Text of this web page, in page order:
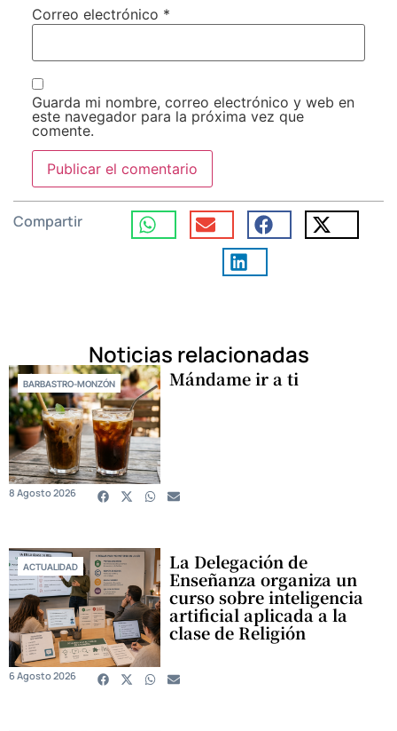
Correo electrónico *
Guarda mi nombre, correo electrónico y web en
este navegador para la próxima vez que
comente.
Compartir
Noticias relacionadas
BARBASTRO-MONZÓN Mándame ir a ti
8 Agosto 2026
ACTUALIDAD La Delegación de
Enseñanza organiza un
curso sobre inteligencia
artificial aplicada a la
clase de Religión
6 Agosto 2026